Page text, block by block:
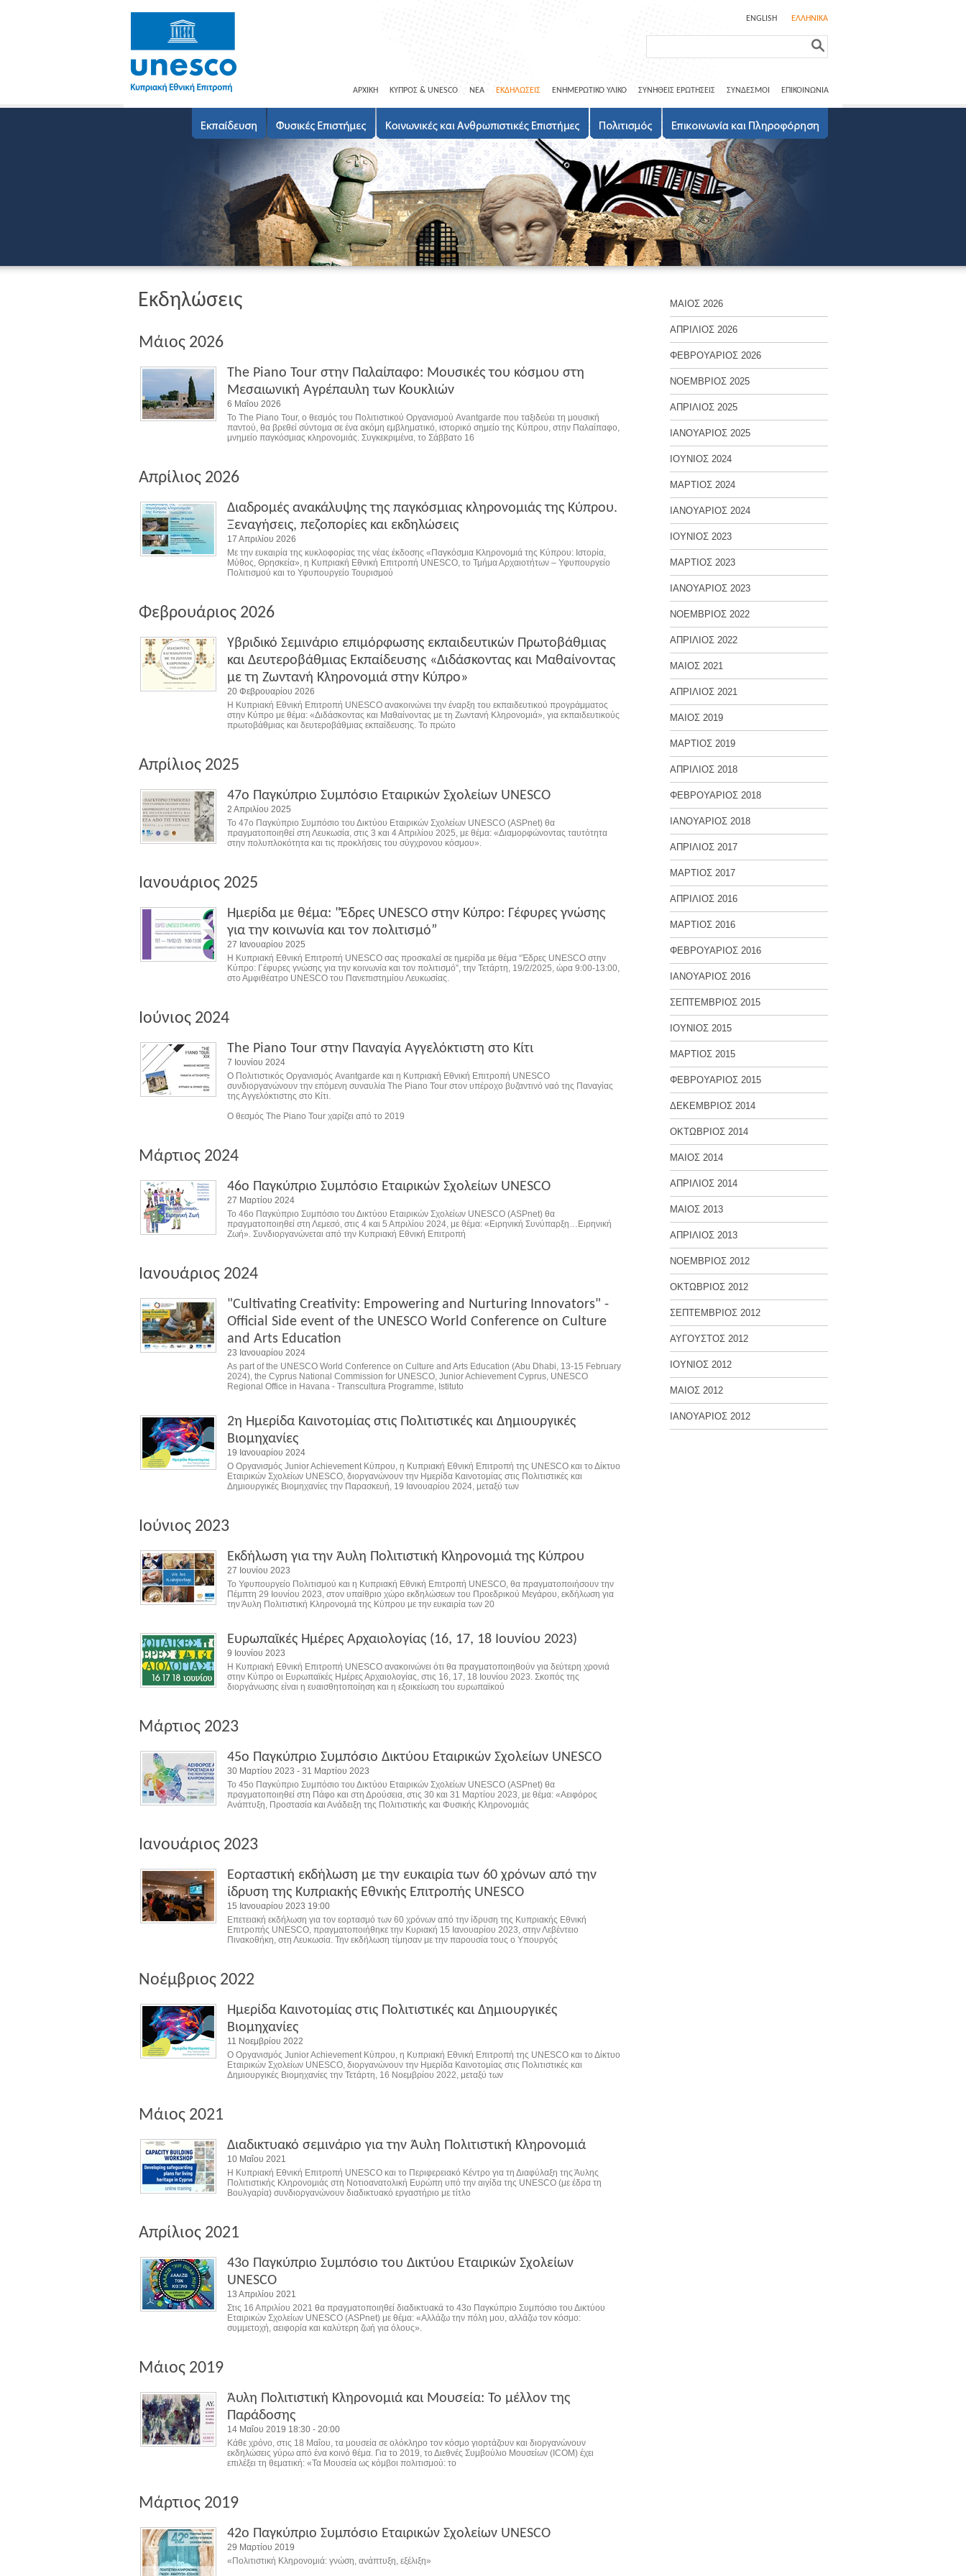
ENGLISH ΕΛΛΗΝΙΚΑ
ΑΡΧΙΚΗ ΚΥΠΡΟΣ & UNESCO ΝΕΑ ΕΚΔΗΛΩΣΕΙΣ ΕΝΗΜΕΡΩΤΙΚΟ ΥΛΙΚΟ ΣΥΝΗΘΕΙΣ ΕΡΩΤΗΣΕΙΣ ΣΥΝΔΕΣΜΟΙ ΕΠΙΚΟΙΝΩΝΙΑ
ΜΑΙΟΣ 2026
ΑΠΡΙΛΙΟΣ 2026
ΦΕΒΡΟΥΑΡΙΟΣ 2026
ΝΟΕΜΒΡΙΟΣ 2025
ΑΠΡΙΛΙΟΣ 2025
ΙΑΝΟΥΑΡΙΟΣ 2025
ΙΟΥΝΙΟΣ 2024
ΜΑΡΤΙΟΣ 2024
ΙΑΝΟΥΑΡΙΟΣ 2024
ΙΟΥΝΙΟΣ 2023
ΜΑΡΤΙΟΣ 2023
ΙΑΝΟΥΑΡΙΟΣ 2023
ΝΟΕΜΒΡΙΟΣ 2022
ΑΠΡΙΛΙΟΣ 2022
ΜΑΙΟΣ 2021
ΑΠΡΙΛΙΟΣ 2021
ΜΑΙΟΣ 2019
ΜΑΡΤΙΟΣ 2019
ΑΠΡΙΛΙΟΣ 2018
ΦΕΒΡΟΥΑΡΙΟΣ 2018
ΙΑΝΟΥΑΡΙΟΣ 2018
ΑΠΡΙΛΙΟΣ 2017
ΜΑΡΤΙΟΣ 2017
ΑΠΡΙΛΙΟΣ 2016
ΜΑΡΤΙΟΣ 2016
ΦΕΒΡΟΥΑΡΙΟΣ 2016
ΙΑΝΟΥΑΡΙΟΣ 2016
ΣΕΠΤΕΜΒΡΙΟΣ 2015
ΙΟΥΝΙΟΣ 2015
ΜΑΡΤΙΟΣ 2015
ΦΕΒΡΟΥΑΡΙΟΣ 2015
ΔΕΚΕΜΒΡΙΟΣ 2014
ΟΚΤΩΒΡΙΟΣ 2014
ΜΑΙΟΣ 2014
ΑΠΡΙΛΙΟΣ 2014
ΜΑΙΟΣ 2013
ΑΠΡΙΛΙΟΣ 2013
ΝΟΕΜΒΡΙΟΣ 2012
ΟΚΤΩΒΡΙΟΣ 2012
ΣΕΠΤΕΜΒΡΙΟΣ 2012
ΑΥΓΟΥΣΤΟΣ 2012
ΙΟΥΝΙΟΣ 2012
ΜΑΙΟΣ 2012
ΙΑΝΟΥΑΡΙΟΣ 2012
Εκδηλώσεις
Μάιος 2026
The Piano Tour στην Παλαίπαφο: Μουσικές του κόσμου στη
Μεσαιωνική Αγρέπαυλη των Κουκλιών
6 Μαΐου 2026
Το The Piano Tour, ο θεσμός του Πολιτιστικού Οργανισμού Avantgarde που ταξιδεύει τη μουσική
παντού, θα βρεθεί σύντομα σε ένα ακόμη εμβληματικό, ιστορικό σημείο της Κύπρου, στην Παλαίπαφο,
μνημείο παγκόσμιας κληρονομιάς. Συγκεκριμένα, το Σάββατο 16
Απρίλιος 2026
Διαδρομές ανακάλυψης της παγκόσμιας κληρονομιάς της Κύπρου.
Ξεναγήσεις, πεζοπορίες και εκδηλώσεις
17 Απριλίου 2026
Με την ευκαιρία της κυκλοφορίας της νέας έκδοσης «Παγκόσμια Κληρονομιά της Κύπρου: Ιστορία,
Μύθος, Θρησκεία», η Κυπριακή Εθνική Επιτροπή UNESCO, το Τμήμα Αρχαιοτήτων – Υφυπουργείο
Πολιτισμού και το Υφυπουργείο Τουρισμού
Φεβρουάριος 2026
Υβριδικό Σεμινάριο επιμόρφωσης εκπαιδευτικών Πρωτοβάθμιας
και Δευτεροβάθμιας Εκπαίδευσης «Διδάσκοντας και Μαθαίνοντας
με τη Ζωντανή Κληρονομιά στην Κύπρο»
20 Φεβρουαρίου 2026
Η Κυπριακή Εθνική Επιτροπή UNESCO ανακοινώνει την έναρξη του εκπαιδευτικού προγράμματος
στην Κύπρο με θέμα: «Διδάσκοντας και Μαθαίνοντας με τη Ζωντανή Κληρονομιά», για εκπαιδευτικούς
πρωτοβάθμιας και δευτεροβάθμιας εκπαίδευσης. Το πρώτο
Απρίλιος 2025
47o Παγκύπριο Συμπόσιο Εταιρικών Σχολείων UNESCO
2 Απριλίου 2025
Το 47ο Παγκύπριο Συμπόσιο του Δικτύου Εταιρικών Σχολείων UNESCO (ASPnet) θα
πραγματοποιηθεί στη Λευκωσία, στις 3 και 4 Απριλίου 2025, με θέμα: «Διαμορφώνοντας ταυτότητα
στην πολυπλοκότητα και τις προκλήσεις του σύγχρονου κόσμου».
Ιανουάριος 2025
Ημερίδα με θέμα: "Έδρες UNESCO στην Κύπρο: Γέφυρες γνώσης
για την κοινωνία και τον πολιτισμό”
27 Ιανουαρίου 2025
H Κυπριακή Εθνική Επιτροπή UNESCO σας προσκαλεί σε ημερίδα με θέμα “Έδρες UNESCO στην
Κύπρο: Γέφυρες γνώσης για την κοινωνία και τον πολιτισμό”, την Τετάρτη, 19/2/2025, ώρα 9:00-13:00,
στο Αμφιθέατρο UNESCO του Πανεπιστημίου Λευκωσίας.
Ιούνιος 2024
The Piano Tour στην Παναγία Αγγελόκτιστη στο Κίτι
7 Ιουνίου 2024
Ο Πολιτιστικός Οργανισμός Avantgarde και η Κυπριακή Εθνική Επιτροπή UNESCO
συνδιοργανώνουν την επόμενη συναυλία The Piano Tour στον υπέροχο βυζαντινό ναό της Παναγίας
της Αγγελόκτιστης στο Κίτι.
Ο θεσμός The Piano Tour χαρίζει από το 2019
Μάρτιος 2024
46o Παγκύπριο Συμπόσιο Εταιρικών Σχολείων UNESCO
27 Μαρτίου 2024
Το 46ο Παγκύπριο Συμπόσιο του Δικτύου Εταιρικών Σχολείων UNESCO (ASPnet) θα
πραγματοποιηθεί στη Λεμεσό, στις 4 και 5 Απριλίου 2024, με θέμα: «Ειρηνική Συνύπαρξη…Ειρηνική
Ζωή». Συνδιοργανώνεται από την Κυπριακή Εθνική Επιτροπή
Ιανουάριος 2024
"Cultivating Creativity: Empowering and Nurturing Innovators" -
Official Side event of the UNESCO World Conference on Culture
and Arts Education
23 Ιανουαρίου 2024
As part of the UNESCO World Conference on Culture and Arts Education (Abu Dhabi, 13-15 February
2024), the Cyprus National Commission for UNESCO, Junior Achievement Cyprus, UNESCO
Regional Office in Havana - Transcultura Programme, Istituto
2η Ημερίδα Καινοτομίας στις Πολιτιστικές και Δημιουργικές
Βιομηχανίες
19 Ιανουαρίου 2024
Ο Οργανισμός Junior Achievement Κύπρου, η Κυπριακή Εθνική Επιτροπή της UNESCO και το Δίκτυο
Εταιρικών Σχολείων UNESCO, διοργανώνουν την Ημερίδα Καινοτομίας στις Πολιτιστικές και
Δημιουργικές Βιομηχανίες την Παρασκευή, 19 Ιανουαρίου 2024, μεταξύ των
Ιούνιος 2023
Εκδήλωση για την Άυλη Πολιτιστική Κληρονομιά της Κύπρου
27 Ιουνίου 2023
Το Υφυπουργείο Πολιτισμού και η Κυπριακή Εθνική Επιτροπή UNESCO, θα πραγματοποιήσουν την
Πέμπτη 29 Ιουνίου 2023, στον υπαίθριο χώρο εκδηλώσεων του Προεδρικού Μεγάρου, εκδήλωση για
την Άυλη Πολιτιστική Κληρονομιά της Κύπρου με την ευκαιρία των 20
Ευρωπαϊκές Ημέρες Αρχαιολογίας (16, 17, 18 Ιουνίου 2023)
9 Ιουνίου 2023
Η Κυπριακή Εθνική Επιτροπή UNESCO ανακοινώνει ότι θα πραγματοποιηθούν για δεύτερη χρονιά
στην Κύπρο οι Ευρωπαϊκές Ημέρες Αρχαιολογίας, στις 16, 17, 18 Ιουνίου 2023. Σκοπός της
διοργάνωσης είναι η ευαισθητοποίηση και η εξοικείωση του ευρωπαϊκού
Μάρτιος 2023
45ο Παγκύπριο Συμπόσιο Δικτύου Εταιρικών Σχολείων UNESCO
30 Μαρτίου 2023 - 31 Μαρτίου 2023
Το 45ο Παγκύπριο Συμπόσιο του Δικτύου Εταιρικών Σχολείων UNESCO (ASPnet) θα
πραγματοποιηθεί στη Πάφο και στη Δρούσεια, στις 30 και 31 Μαρτίου 2023, με θέμα: «Αειφόρος
Ανάπτυξη, Προστασία και Ανάδειξη της Πολιτιστικής και Φυσικής Κληρονομιάς
Ιανουάριος 2023
Εορταστική εκδήλωση με την ευκαιρία των 60 χρόνων από την
ίδρυση της Κυπριακής Εθνικής Επιτροπής UNESCO
15 Ιανουαρίου 2023 19:00
Επετειακή εκδήλωση για τον εορτασμό των 60 χρόνων από την ίδρυση της Κυπριακής Εθνική
Επιτροπής UNESCO, πραγματοποιήθηκε την Κυριακή 15 Ιανουαρίου 2023, στην Λεβέντειο
Πινακοθήκη, στη Λευκωσία. Την εκδήλωση τίμησαν με την παρουσία τους ο Υπουργός
Νοέμβριος 2022
Ημερίδα Καινοτομίας στις Πολιτιστικές και Δημιουργικές
Βιομηχανίες
11 Νοεμβρίου 2022
Ο Οργανισμός Junior Achievement Κύπρου, η Κυπριακή Εθνική Επιτροπή της UNESCO και το Δίκτυο
Εταιρικών Σχολείων UNESCO, διοργανώνουν την Ημερίδα Καινοτομίας στις Πολιτιστικές και
Δημιουργικές Βιομηχανίες την Τετάρτη, 16 Νοεμβρίου 2022, μεταξύ των
Μάιος 2021
Διαδικτυακό σεμινάριο για την Άυλη Πολιτιστική Κληρονομιά
10 Μαΐου 2021
H Κυπριακή Εθνική Επιτροπή UNESCO και το Περιφερειακό Κέντρο για τη Διαφύλαξη της Άυλης
Πολιτιστικής Κληρονομιάς στη Νοτιοανατολική Ευρώπη υπό την αιγίδα της UNESCO (με έδρα τη
Βουλγαρία) συνδιοργανώνουν διαδικτυακό εργαστήριο με τίτλο
Απρίλιος 2021
43ο Παγκύπριο Συμπόσιο του Δικτύου Εταιρικών Σχολείων
UNESCO
13 Απριλίου 2021
Στις 16 Απριλίου 2021 θα πραγματοποιηθεί διαδικτυακά το 43ο Παγκύπριο Συμπόσιο του Δικτύου
Εταιρικών Σχολείων UNESCO (ASPnet) με θέμα: «Αλλάζω την πόλη μου, αλλάζω τον κόσμο:
συμμετοχή, αειφορία και καλύτερη ζωή για όλους».
Μάιος 2019
Άυλη Πολιτιστική Κληρονομιά και Μουσεία: Το μέλλον της
Παράδοσης
14 Μαΐου 2019 18:30 - 20:00
Κάθε χρόνο, στις 18 Μαΐου, τα μουσεία σε ολόκληρο τον κόσμο γιορτάζουν και διοργανώνουν
εκδηλώσεις γύρω από ένα κοινό θέμα. Για το 2019, το Διεθνές Συμβούλιο Μουσείων (ICOM) έχει
επιλέξει τη θεματική: «Τα Μουσεία ως κόμβοι πολιτισμού: το
Μάρτιος 2019
42ο Παγκύπριο Συμπόσιο Εταιρικών Σχολείων UNESCO
29 Μαρτίου 2019
«Πολιτιστική Κληρονομιά: γνώση, ανάπτυξη, εξέλιξη»